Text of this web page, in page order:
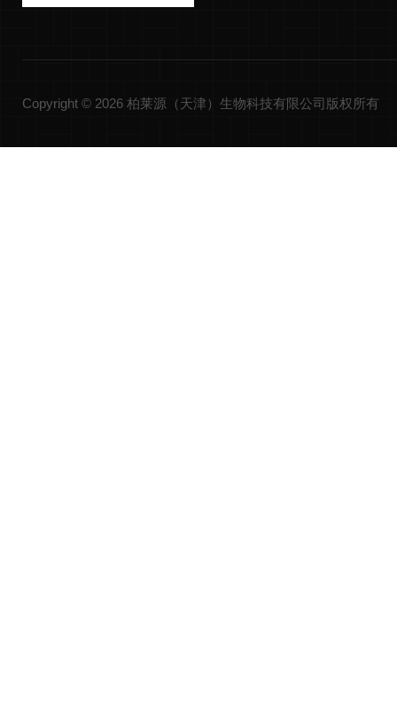
Copyright © 2026 柏莱源（天津）生物科技有限公司版权所有